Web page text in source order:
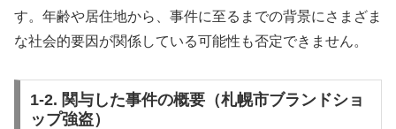
す。年齢や居住地から、事件に至るまでの背景にさまざま
な社会的要因が関係している可能性も否定できません。
1-2. 関与した事件の概要（札幌市ブランドショ
ップ強盗）